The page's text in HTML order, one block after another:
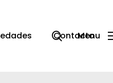
Contacto
search
Menu